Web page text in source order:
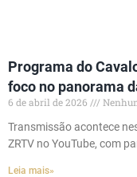
Programa do
foco no panorama
6 de abril de 2026
Transmissão acontece
ZRTV no YouTube, com
Leia mais»